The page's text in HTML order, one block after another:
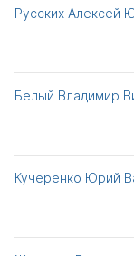
Русских Алексей
Белый Владимир
Кучеренко Юрий